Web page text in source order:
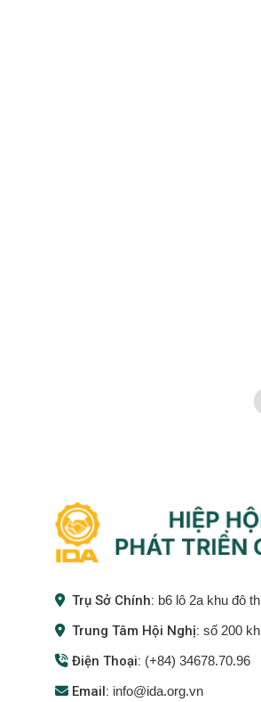
Trụ Sở Chính: b6 lô 2a khu đô
Trung Tâm Hội Nghị: số 200
Điện Thoại: (+84) 34678.70.96
Email: info@ida.org.vn